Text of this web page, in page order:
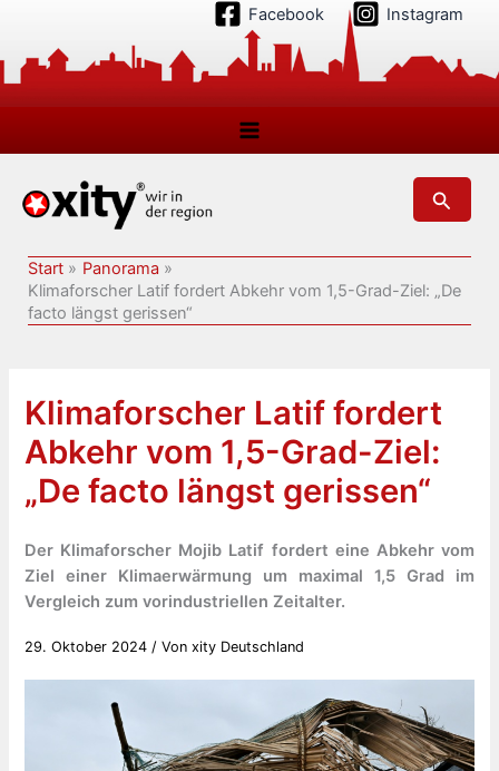
springen
Facebook Instagram
Suchen
Start
Panorama
Klimaforscher Latif fordert Abkehr vom 1,5-Grad-Ziel: „De
facto längst gerissen“
Klimaforscher Latif fordert
Abkehr vom 1,5-Grad-Ziel:
„De facto längst gerissen“
Der Klimaforscher Mojib Latif fordert eine Abkehr vom
Ziel einer Klimaerwärmung um maximal 1,5 Grad im
Vergleich zum vorindustriellen Zeitalter.
29. Oktober 2024 / Vonxity Deutschland